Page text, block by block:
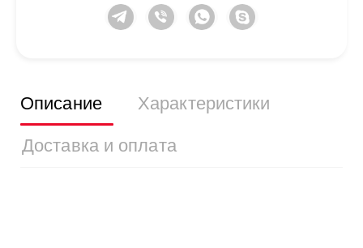
Описание Характеристики
Доставка и оплата